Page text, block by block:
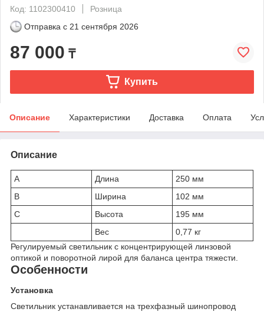
Код: 1102300410
Розница
Отправка с 21 сентября 2026
87 000 ₸
Купить
Описание Характеристики Доставка Оплата
Описание
A Длина
250 мм
B
Ширина
102 мм
C
Высота
195 мм
Вес
0,77 кг
Регулируемый светильник с концентрирующей линзовой
оптикой и поворотной лирой для баланса центра тяжести.
Особенности
Установка
Светильник устанавливается на трехфазный шинопровод